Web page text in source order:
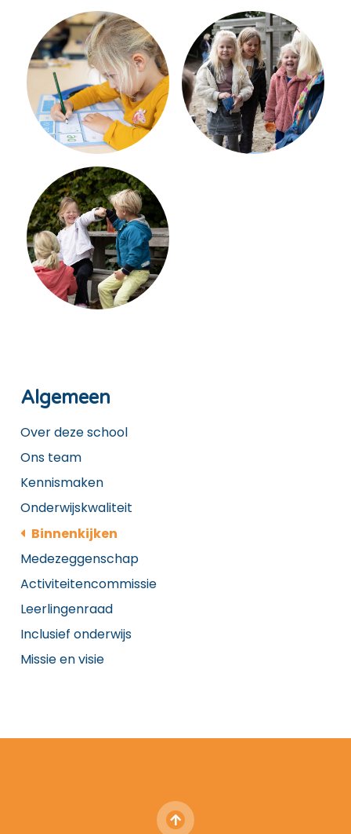
Algemeen
Over deze school
Ons team
Kennismaken
Onderwijskwaliteit
Binnenkijken
Medezeggenschap
Activiteitencommissie
Leerlingenraad
Inclusief onderwijs
Missie en visie